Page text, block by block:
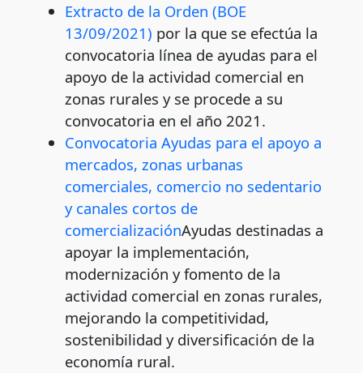
Extracto de la Orden (BOE
13/09/2021) por la que se efectúa la
convocatoria línea de ayudas para el
apoyo de la actividad comercial en
zonas rurales y se procede a su
convocatoria en el año 2021.
Convocatoria Ayudas para el apoyo a
mercados, zonas urbanas
comerciales, comercio no sedentario
y canales cortos de
comercializaciónAyudas destinadas a
apoyar la implementación,
modernización y fomento de la
actividad comercial en zonas rurales,
mejorando la competitividad,
sostenibilidad y diversificación de la
economía rural.